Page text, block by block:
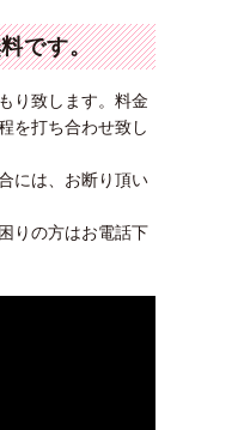
です。
り致します。料金
を打ち合わせ致し
には、お断り頂い
りの方はお電話下